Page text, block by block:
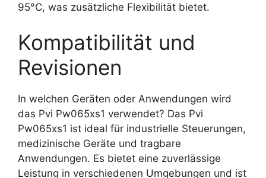
95°C, was zusätzliche Flexibilität bietet.
Kompatibilität und
Revisionen
In welchen Geräten oder Anwendungen wird
das Pvi Pw065xs1 verwendet? Das Pvi
Pw065xs1 ist ideal für industrielle Steuerungen,
medizinische Geräte und tragbare
Anwendungen. Es bietet eine zuverlässige
Leistung in verschiedenen Umgebungen und ist